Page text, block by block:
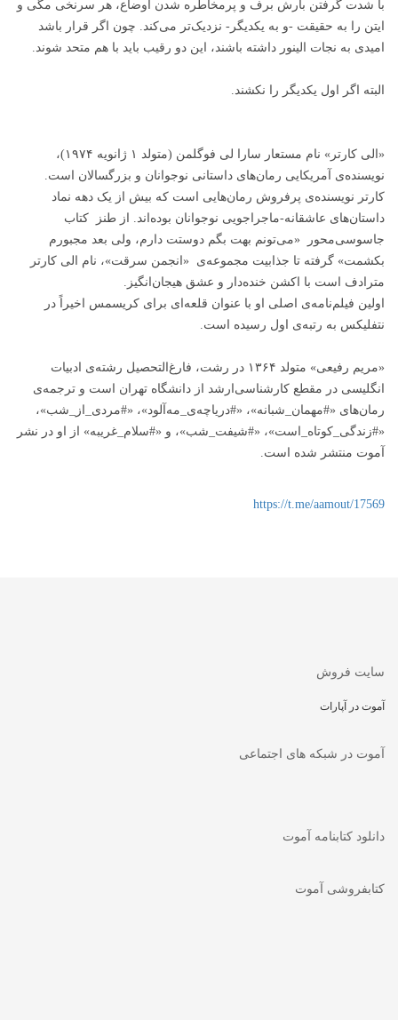
با شدت‌ گرفتن بارش برف و پرمخاطره شدن اوضاع، هر سرنخی مگی و
ایتن را به حقیقت -و به یکدیگر- نزدیک‌تر می‌کند. چون اگر قرار باشد
امیدی به نجات الینور داشته باشند، این دو رقیب باید با هم متحد شوند.
البته اگر اول یکدیگر را نکشند.
«الی کارتر» نام مستعار سارا لی فوگلمن (متولد ۱ ژانویه ۱۹۷۴)،
نویسنده‌ی آمریکایی رمان‌های داستانی نوجوانان و بزرگسالان است.
کارتر نویسنده‌ی پرفروش رمان‌هایی است که بیش از یک دهه نماد
داستان‌های عاشقانه-ماجراجویی نوجوانان بوده‌اند. از طنز کتاب
جاسوسی‌محور «می‌تونم‌ بهت بگم دوستت دارم، ولی بعد مجبورم
بکشمت» گرفته تا جذابیت مجموعه‌ی «انجمن سرقت»، نام الی کارتر
مترادف است با اکشن خنده‌دار و عشق هیجان‌انگیز.
اولین فیلم‌نامه‌ی اصلی او با عنوان قلعه‌ای برای کریسمس اخیراً در
نتفلیکس به رتبه‌ی اول رسیده است.
«مریم رفیعی» متولد ۱۳۶۴ در رشت، فارغ‌التحصیل رشته‌ی ادبیات
انگلیسی در مقطع کارشناسی‌ارشد از دانشگاه تهران است و ترجمه‌ی
رمان‌های «#مهمان_شبانه»، «#دریاچه‌ی_مه‌آلود»، «#مردی_از_شب»،
«#زندگی_کوتاه_است»، «#شیفت_شب»، و «#سلام_غریبه» از او در نشر
آموت منتشر شده است.
https://t.me/aamout/17569
سایت فروش
آموت در آپارات
آموت در شبکه های اجتماعی
دانلود کتابنامه آموت
کتابفروشی آموت